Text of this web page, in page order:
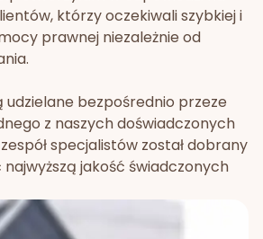
którzy oczekiwali szybkiej i
prawnej niezależnie od
udzielane bezpośrednio przeze
z naszych doświadczonych
specjalistów został dobrany
jakość świadczonych